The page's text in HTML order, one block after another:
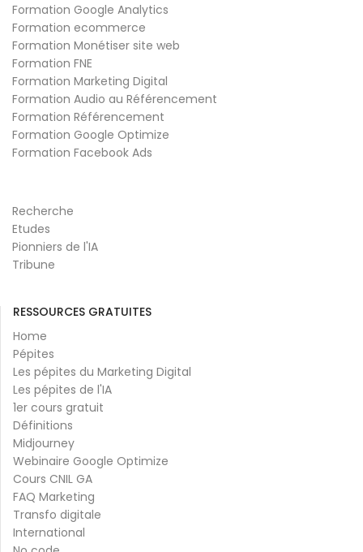
Formation Google Analytics
Formation ecommerce
Formation Monétiser site web
Formation FNE
Formation Marketing Digital
Formation Audio au Référencement
Formation Référencement
Formation Google Optimize
Formation Facebook Ads
Recherche
Etudes
Pionniers de l'IA
Tribune
RESSOURCES GRATUITES
Home
Pépites
Les pépites du Marketing Digital
Les pépites de l'IA
1er cours gratuit
Définitions
Midjourney
Webinaire Google Optimize
Cours CNIL GA
FAQ Marketing
Transfo digitale
International